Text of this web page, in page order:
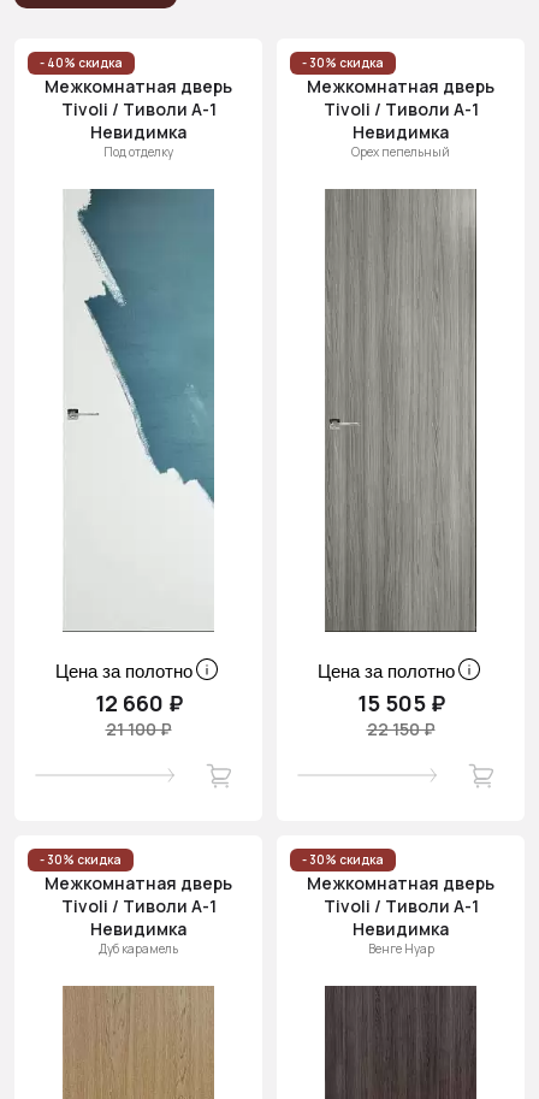
Цена
(возр.)
Цена (убыв.)
Cначала
новинки
Cначала
скидки
- 40% скидка
Межкомнатная дверь
Tivoli / Тиволи А-1
Невидимка
Под отделку
Цена за полотно
12 660 ₽
21 100 ₽
- 30% скидка
Межкомнатная дверь
Tivoli / Тиволи А-1
Невидимка
Орех пепельный
Цена за полотно
15 505 ₽
22 150 ₽
- 30% скидка
Межкомнатная дверь
Tivoli / Тиволи А-1
Невидимка
Дуб карамель
- 30% скидка
Межкомнатная дверь
Tivoli / Тиволи А-1
Невидимка
Венге Нуар